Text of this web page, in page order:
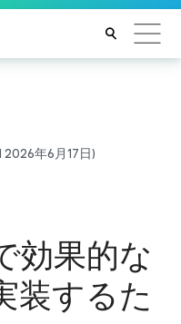
年6月17日)
効果的な
装するた